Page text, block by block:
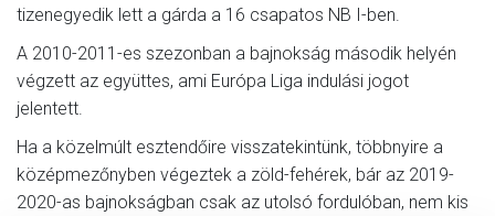
tizenegyedik lett a gárda a 16 csapatos NB I-ben.
A 2010-2011-es szezonban a bajnokság második helyén
végzett az együttes, ami Európa Liga indulási jogot
jelentett.
Ha a közelmúlt esztendőire visszatekintünk, többnyire a
középmezőnyben végeztek a zöld-fehérek, bár az 2019-
2020-as bajnokságban csak az utolsó fordulóban, nem kis